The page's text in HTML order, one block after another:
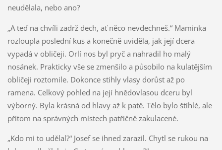
neudělala, nebo ano?
„A teď na chvíli zadrž dech, ať něco nevdechneš.“ Maminka
rozloupla poslední kus a konečně uviděla, jak její dcera
vypadá v obličeji. Orlí nos byl pryč a nahradil ho malý
nosánek. Prakticky vše se zmenšilo a působilo na kulatějším
obličeji roztomile. Dokonce stihly vlasy dorůst až po
ramena. Celkový pohled na její hnědovlasou dceru byl
výborný. Byla krásná od hlavy až k patě. Tělo bylo štíhlé, ale
přitom na správných místech patřičně zakulacené.
„Kdo mi to udělal?“ Josef se ihned zarazil. Chytl se rukou na